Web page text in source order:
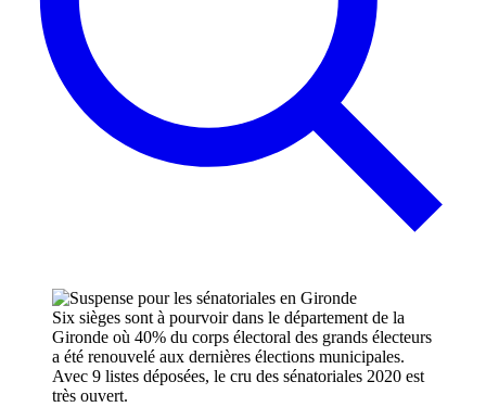
Six sièges sont à pourvoir dans le département de la
Gironde où 40% du corps électoral des grands électeurs
a été renouvelé aux dernières élections municipales.
Avec 9 listes déposées, le cru des sénatoriales 2020 est
très ouvert.